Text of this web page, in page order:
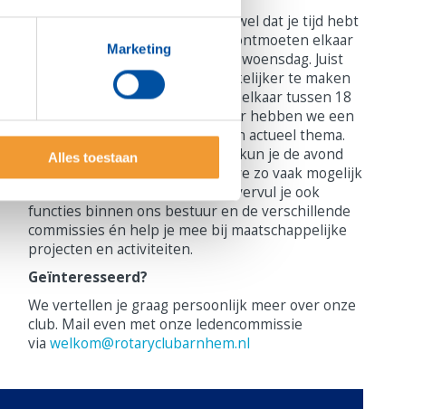
Marketing
Alles toestaan
Als je lid wordt, verwachten we wel dat je tijd hebt
en neemt om mee te doen. We ontmoeten elkaar
wekelijks op onze clubavond op woensdag. Juist
om dat voor werkenden gemakkelijker te maken
aanwezig te zijn, ontmoeten we elkaar tussen 18
en 20 uur. Nagenoeg iedere keer hebben we een
spreker over een interessant en actueel thema.
We eten ook samen dus daarna kun je de avond
weer invullen voor jezelf. Behalve zo vaak mogelijk
aanwezig zijn op de clubavond, vervul je ook
functies binnen ons bestuur en de verschillende
commissies én help je mee bij maatschappelijke
projecten en activiteiten.
Geïnteresseerd?
We vertellen je graag persoonlijk meer over onze
club. Mail even met onze ledencommissie
via welkom@rotaryclubarnhem.nl